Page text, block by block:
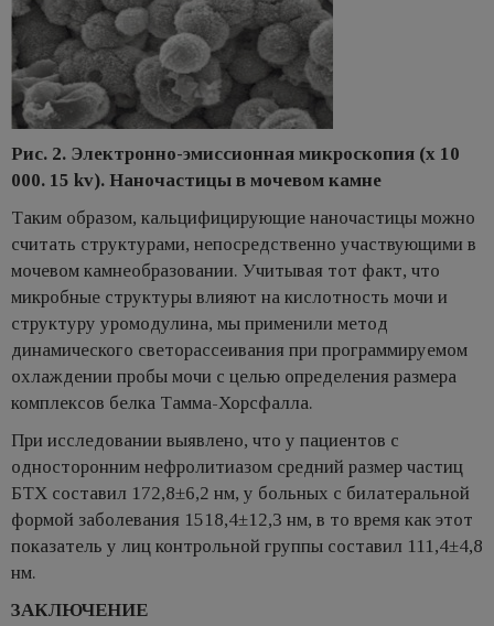
Рис. 2. Электронно-эмиссионная микроскопия (х 10
000. 15 kv). Наночастицы в мочевом камне
Таким образом, кальцифицирующие наночастицы можно
считать структурами, непосредственно участвующими в
мочевом камнеобразовании. Учитывая тот факт, что
микробные структуры влияют на кислотность мочи и
структуру уромодулина, мы применили метод
динамического светорассеивания при программируемом
охлаждении пробы мочи с целью определения размера
комплексов белка Тамма-Хорсфалла.
При исследовании выявлено, что у пациентов с
односторонним нефролитиазом средний размер частиц
БТХ составил 172,8±6,2 нм, у больных с билатеральной
формой заболевания 1518,4±12,3 нм, в то время как этот
показатель у лиц контрольной группы составил 111,4±4,8
нм.
ЗАКЛЮЧЕНИЕ